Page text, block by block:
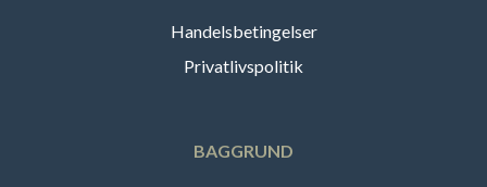
Handelsbetingelser
Privatlivspolitik
BAGGRUND